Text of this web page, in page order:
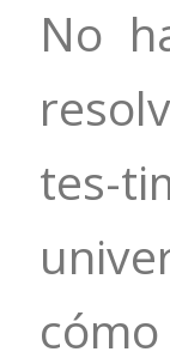
No
tes-